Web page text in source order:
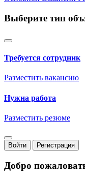
Выберите тип
Требуется сотрудник
Разместить вакансию
Нужна работа
Разместить резюме
Войти Регистрация
Добро